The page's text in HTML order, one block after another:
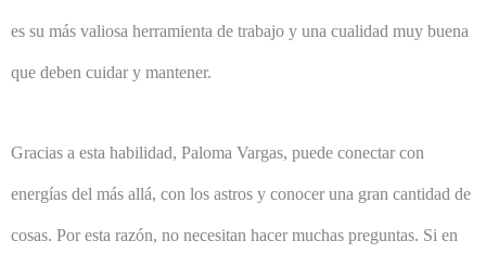
es su más valiosa herramienta de trabajo y una cualidad muy buena
que deben cuidar y mantener.
Gracias a esta habilidad, Paloma Vargas, puede conectar con
energías del más allá, con los astros y conocer una gran cantidad de
cosas. Por esta razón, no necesitan hacer muchas preguntas. Si en